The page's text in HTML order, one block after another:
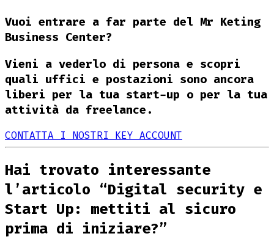
Vuoi entrare a far parte del Mr Keting
Business Center?
Vieni a vederlo di persona e scopri
quali uffici e postazioni sono ancora
liberi per la tua start-up o per la tua
attività da freelance.
CONTATTA I NOSTRI KEY ACCOUNT
Hai trovato interessante
l’articolo “Digital security e
Start Up: mettiti al sicuro
prima di iniziare?”